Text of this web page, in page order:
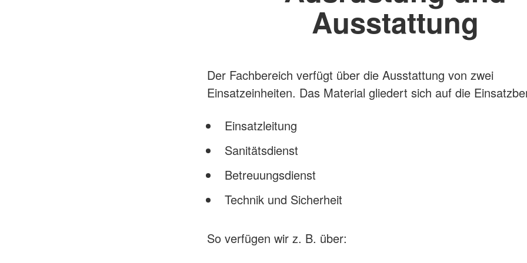
Ausstattung
Der Fachbereich verfügt über die Ausstattung von zwei
Einsatzeinheiten. Das Material gliedert sich auf die
Einsatzleitung
Sanitätsdienst
Betreuungsdienst
Technik und Sicherheit
So verfügen wir z. B. über: